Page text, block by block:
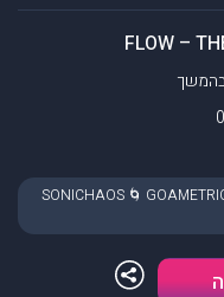
FLOW –
⚡ SONICHAOS 🌀